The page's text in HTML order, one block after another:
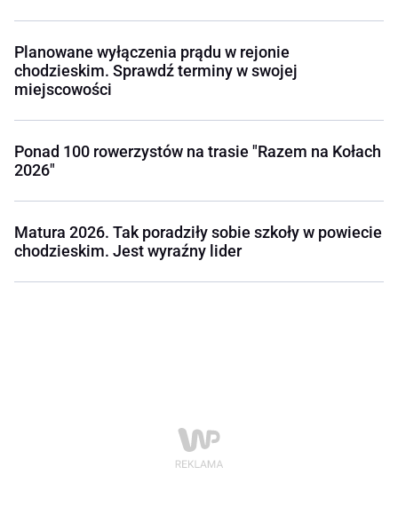
Planowane wyłączenia prądu w rejonie
chodzieskim. Sprawdź terminy w swojej
miejscowości
Ponad 100 rowerzystów na trasie "Razem na Kołach
2026"
Matura 2026. Tak poradziły sobie szkoły w powiecie
chodzieskim. Jest wyraźny lider